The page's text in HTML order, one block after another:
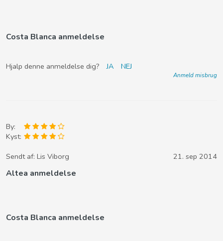
Costa Blanca anmeldelse
Hjalp denne anmeldelse dig? JA NEJ
Anmeld misbrug
By:
Kyst:
Sendt af: Lis Viborg 21. sep 2014
Altea anmeldelse
Costa Blanca anmeldelse